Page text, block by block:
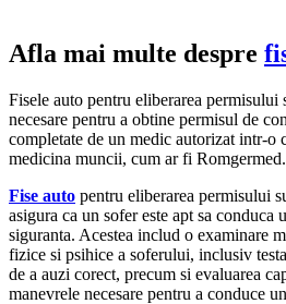
Afla mai multe despre
Fisele auto pentru eliberarea permisului
necesare pentru a obtine permisul de
completate de un medic autorizat intr-o
medicina muncii, cum ar fi Romgermed.
Fise auto pentru eliberarea permisului
asigura ca un sofer este apt sa
siguranta. Acestea includ o examinare
fizice si psihice a soferului, inclusiv
de a auzi corect, precum si evaluarea
manevrele necesare pentru a conduce